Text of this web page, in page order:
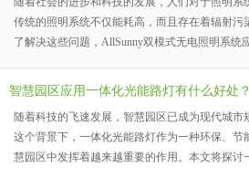
传统的照明系统不仅能耗高，而且存在着辐射污
了解决这些问题，AllSunny双模式无电照明系统
将详细介绍AllSunny双模式无电照明系统的优点
智慧园区应用一体化光能路灯有什么好处？
随着科技的飞速发展，智慧园区已成为现代城市
这个背景下，一体化光能路灯作为一种环保、节
慧园区中发挥着越来越重要的作用。本文将探讨